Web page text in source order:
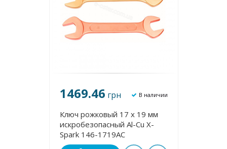
1469.46 грн В наличии
Ключ рожковый 17 х 19 мм
искробезопасный Al-Cu X-
Spark 146-1719AC